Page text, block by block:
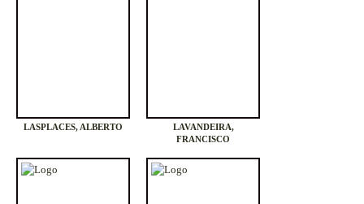
LASPLACES, ALBERTO
LAVANDEIRA,
FRANCISCO